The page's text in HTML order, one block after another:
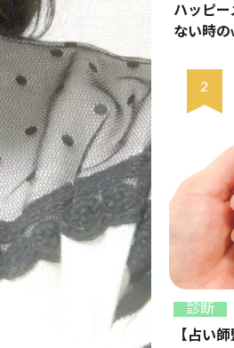
ハッピー
ない時
診断
【占い